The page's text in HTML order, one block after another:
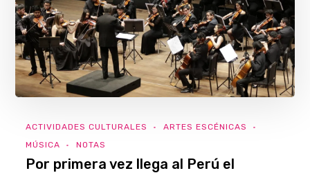
ACTIVIDADES CULTURALES
ARTES ESCÉNICAS
MÚSICA
NOTAS
Por primera vez llega al Perú el